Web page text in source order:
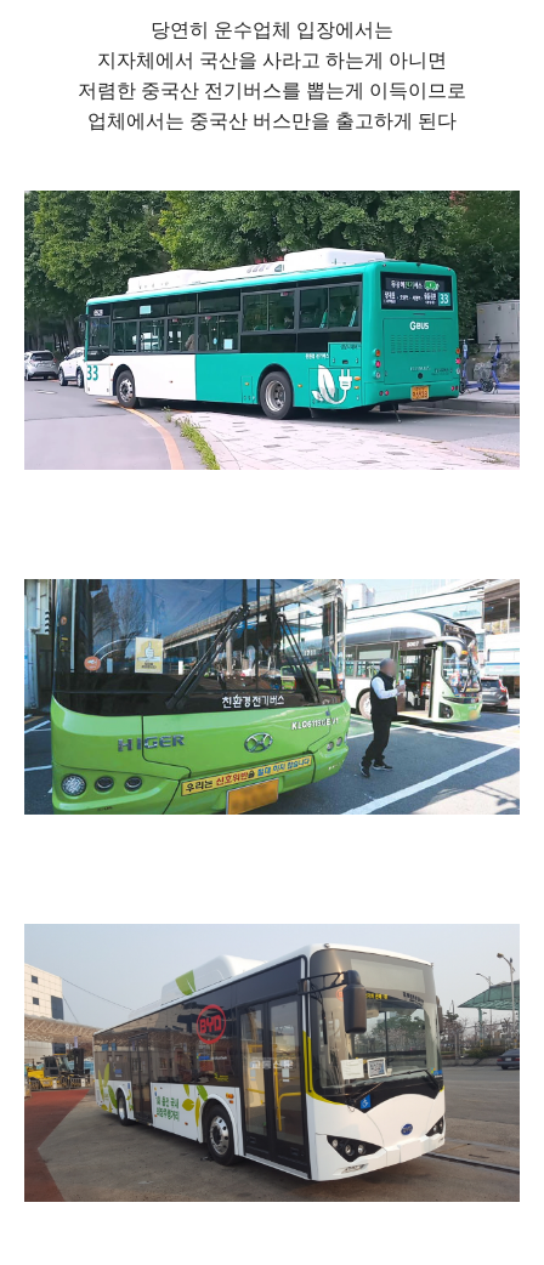
당연히 운수업체 입장에서는
지자체에서 국산을 사라고 하는게 아니면
저렴한 중국산 전기버스를 뽑는게 이득이므로
업체에서는 중국산 버스만을 출고하게 된다